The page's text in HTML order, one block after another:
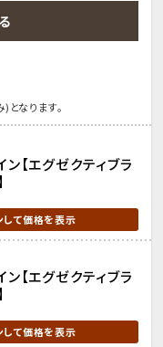
なります。
【エグゼクティブラ
して価格を表示
【エグゼクティブラ
して価格を表示